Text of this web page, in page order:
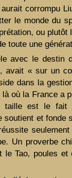
corrompu
le monde du
ou plutôt
toute une
avec le destin
avait « sur un
dans la
où la France a
taille est le
et fonde
Un proverbe
le Tao, poules